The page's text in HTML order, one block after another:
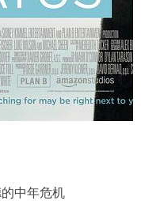
中年危机